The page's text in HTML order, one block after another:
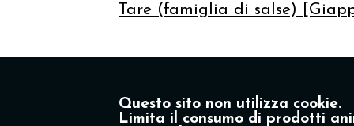
Tare (famiglia di salse)
Questo sito non utilizza cookie.
Limita il consumo di prodotti